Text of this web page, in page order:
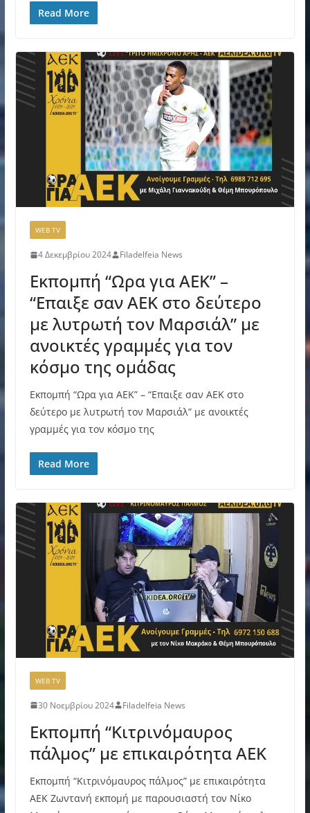
Read More
WEB TV
4 Δεκεμβρίου 2024 Filadelfeia News
Εκπομπή “Ωρα για ΑΕΚ” –
“Επαιξε σαν ΑΕΚ στο δεύτερο
με λυτρωτή τον Μαρσιάλ” με
ανοικτές γραμμές για τον
κόσμο της ομάδας
Εκπομπή “Ωρα για ΑΕΚ” – “Επαιξε σαν ΑΕΚ στο
δεύτερο με λυτρωτή τον Μαρσιάλ” με ανοικτές
γραμμές για τον κόσμο της
Read More
WEB TV
30 Νοεμβρίου 2024 Filadelfeia News
Εκπομπή “Κιτρινόμαυρος
πάλμος” με επικαιρότητα ΑΕΚ
Εκπομπή “Κιτρινόμαυρος πάλμος” με επικαιρότητα
ΑΕΚ Ζωντανή εκπομή με παρουσιαστή τον Νίκο